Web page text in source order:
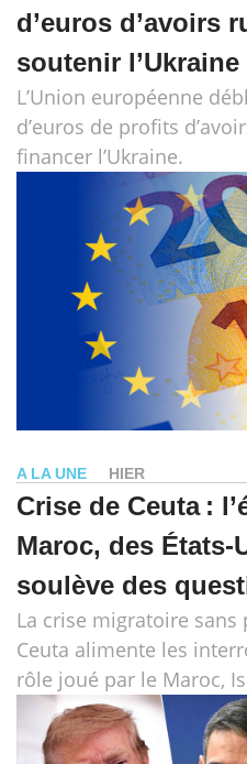
d’euros d’avoirs
soutenir l’Ukraine
L’Union européenne
d’euros de profits
financer l’Ukraine.
A LA UNE HIER
Crise de Ceuta :
Maroc, des États-
soulève des
La crise migratoire sans
Ceuta alimente les
rôle joué par le Maroc,